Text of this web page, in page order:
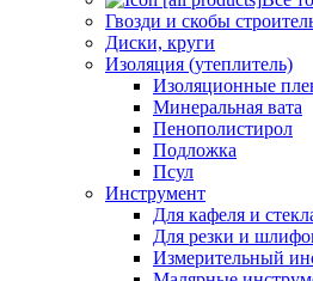
Гвозди и скобы
Диски, круги
Изоляция (утеплитель)
Изоляционные
Минеральная вата
Пенополистирол
Подложка
Псул
Инструмент
Для кафеля и
Для резки и
Измерительный